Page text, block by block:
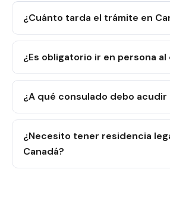
¿Cuánto tarda el trámite en
¿Es obligatorio ir en persona
¿A qué consulado debo acudir
¿Necesito tener residencia
Canadá?